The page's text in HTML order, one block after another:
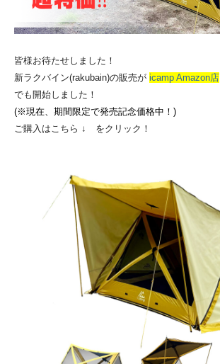
皆様お待たせしました！
新ラクバイン(rakubain)の販売が icamp Amazon店
でも開始しました！
(※現在、期間限定で発売記念価格中！)
ご購入はこちら ↓ をクリック！